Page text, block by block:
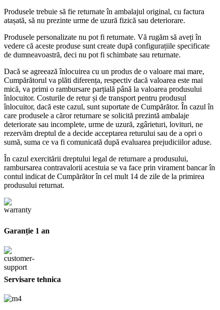
Produsele trebuie să fie returnate în ambalajul original, cu factura
atașată, să nu prezinte urme de uzură fizică sau deteriorare.
Produsele personalizate nu pot fi returnate. Vă rugăm să aveți în
vedere că aceste produse sunt create după configurațiile specificate
de dumneavoastră, deci nu pot fi schimbate sau returnate.
Dacă se agreează înlocuirea cu un produs de o valoare mai mare,
Cumpărătorul va plăti diferența, respectiv dacă valoarea este mai
mică, va primi o rambursare parțială până la valoarea produsului
înlocuitor. Costurile de retur și de transport pentru produsul
înlocuitor, dacă este cazul, sunt suportate de Cumpărător. În cazul în
care produsele a căror returnare se solicită prezintă ambalaje
deteriorate sau incomplete, urme de uzură, zgârieturi, lovituri, ne
rezervăm dreptul de a decide acceptarea returului sau de a opri o
sumă, suma ce va fi comunicată după evaluarea prejudiciilor aduse.
În cazul exercitării dreptului legal de returnare a produsului,
rambursarea contravalorii acestuia se va face prin virament bancar în
contul indicat de Cumpărător în cel mult 14 de zile de la primirea
produsului returnat.
Garanție 1 an
Servisare tehnica